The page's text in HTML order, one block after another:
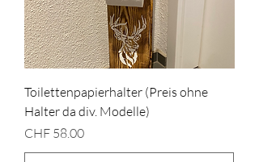
Toilettenpapierhalter (Preis ohne
Halter da div. Modelle)
Preis
CHF 58.00